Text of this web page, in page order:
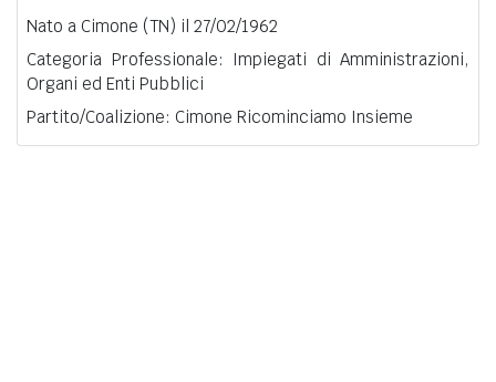
Nato a Cimone (TN) il 27/02/1962
Categoria Professionale: Impiegati di Amministrazioni,
Organi ed Enti Pubblici
Partito/Coalizione: Cimone Ricominciamo Insieme